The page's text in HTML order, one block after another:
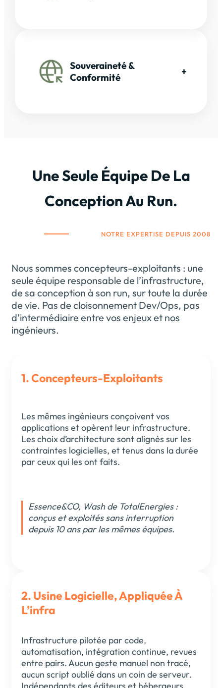
Souveraineté &
Conformité
+
Une Seule Équipe De La
Conception Au Run.
NOTRE EXPERTISE DEPUIS 2008
Nous sommes concepteurs-exploitants : une
seule équipe responsable de l’infrastructure,
de sa conception à son run, sur toute la durée
de vie. Pas de cloisonnement Dev/Ops, pas
d’intermédiaire entre vos enjeux et nos
ingénieurs.
1. Concepteurs-Exploitants
Les mêmes ingénieurs conçoivent vos
applications et opèrent leur infrastructure.
Les choix d’architecture sont alignés sur les
contraintes logicielles, et tenus dans la durée
par ceux qui les ont faits.
Essence&CO, Wash de TotalEnergies :
conçus et exploités sans interruption
depuis 10 ans par les mêmes équipes.
2. Usine Logicielle, Appliquée À
L’infra
Infrastructure pilotée par code,
automatisation, intégration continue, revues
entre pairs. Aucun geste manuel non tracé,
aucun script oublié dans un coin de serveur.